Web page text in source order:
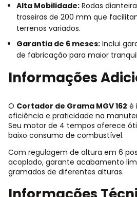
Alta Mobilidade: Rodas
traseiras de 200 mm que
terrenos variados.
Garantia de 6 meses: Inclui
de fabricação para maior
Informações
O Cortador de Grama MGV 162 é
eficiência e praticidade na
Seu motor de 4 tempos oferece
baixo consumo de combustível.
Com regulagem de altura em 6
acoplado, garante acabamento
gramados de diferentes alturas.